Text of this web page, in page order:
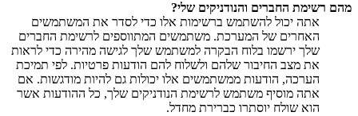
מהם רשימת החברים והנודניקים שלי?
אתה יכול להשתמש ברשימות אלו כדי לסדר את המשתמשים
האחרים של המערכת. משתמשים המתווספים לרשימת החברים
שלך ירשמו בלוח הבקרה למשתמש שלך לגישה מהירה כדי לראות
את מצב החיבור שלהם ולשלוח להם הודעות פרטיות. לפי תמיכת
הערכה, הודעות ממשתמשים אלו יכולות גם להיות מודגשות. אם
אתה מוסיף משתמש לרשימת הנודניקים שלך, כל ההודעות אשר
הוא שולח יוסתרו כברירת מחדל.